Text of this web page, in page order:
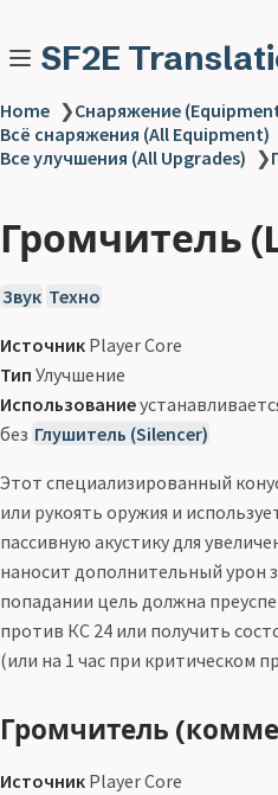
SF2E
Home ❯Снаряжение
Всё снаряжения (All Equipment)
Все улучшения (All Upgrades) ❯
Громчитель
Звук Техно
Источник Player Core
Тип Улучшение
Использование
без Глушитель (Silencer)
Этот специализированный
или рукоять оружия и
пассивную акустику для
наносит дополнительный урон
попадании цель должна
против КС 24 или получить
(или на 1 час при критическом
Громчитель
Источник Player Core